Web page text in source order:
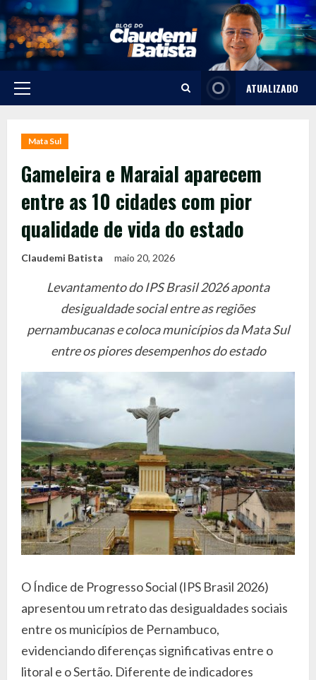
Skip
to
content
Primary
ATUALIZADO
Mata Sul
Gameleira e Maraial aparecem
entre as 10 cidades com pior
qualidade de vida do estado
Claudemi Batista maio 20, 2026
Levantamento do IPS Brasil 2026 aponta
desigualdade social entre as regiões
pernambucanas e coloca municípios da Mata Sul
entre os piores desempenhos do estado
O Índice de Progresso Social (IPS Brasil 2026)
apresentou um retrato das desigualdades sociais
entre os municípios de Pernambuco,
evidenciando diferenças significativas entre o
litoral e o Sertão. Diferente de indicadores